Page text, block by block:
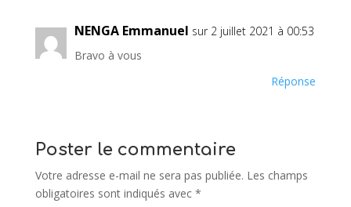
NENGA Emmanuel sur 2 juillet 2021 à 00:53
Bravo à vous
Réponse
Poster le commentaire
Votre adresse e-mail ne sera pas publiée. Les champs
obligatoires sont indiqués avec *